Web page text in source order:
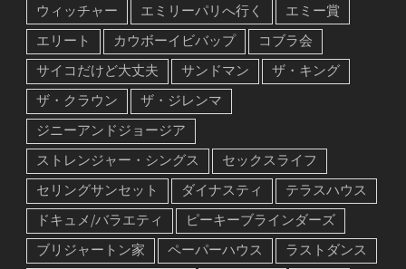
ウィッチャー
エミリーパリへ行く
エミー賞
エリート
カウボーイビバップ
コブラ会
サイコだけど大丈夫
サンドマン
ザ・キング
ザ・クラウン
ザ・ジレンマ
ジニーアンドジョージア
ストレンジャー・シングス
セックスライフ
セリングサンセット
ダイナスティ
テラスハウス
ドキュメ/バラエティ
ピーキーブラインダーズ
ブリジャートン家
ペーパーハウス
ラストダンス